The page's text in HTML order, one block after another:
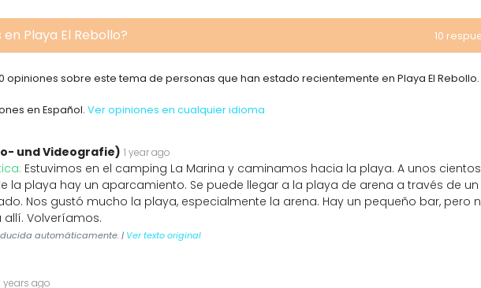
Playa El Rebollo? 10
opiniones sobre este tema de personas que han estado recientemente en Playa El Rebollo.
en Español. Ver opiniones en cualquier idioma
und Videografie) 1 year ago
Estuvimos en el camping La Marina y caminamos hacia la playa. A unos cientos
la playa hay un aparcamiento. Se puede llegar a la playa de arena a través de un
Nos gustó mucho la playa, especialmente la arena. Hay un pequeño bar, pero
Volveríamos.
automáticamente. | Ver texto original
years ago